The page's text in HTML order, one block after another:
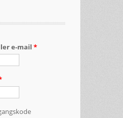
e-mail *